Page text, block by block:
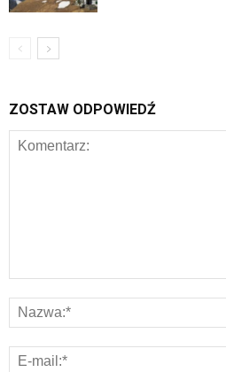
ZOSTAW ODPOWIEDŹ